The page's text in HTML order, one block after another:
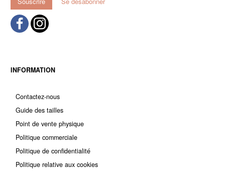
INFORMATION
Contactez-nous
Guide des tailles
Point de vente physique
Politique commerciale
Politique de confidentialité
Politique relative aux cookies